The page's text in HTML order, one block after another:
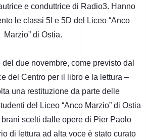
e conduttrice di Radio3. Hanno
le classi 5I e 5D del Liceo “Anco
Marzio” di Ostia.
due novembre, come previsto dal
del Centro per il libro e la lettura –
una restituzione da parte delle
del Liceo “Anco Marzio” di Ostia
scelti dalle opere di Pier Paolo
di lettura ad alta voce è stato curato